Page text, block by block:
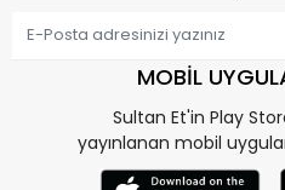
MOBİL
Sultan Et'in Play
yayınlanan mobil